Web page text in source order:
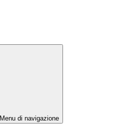
Menu di navigazione